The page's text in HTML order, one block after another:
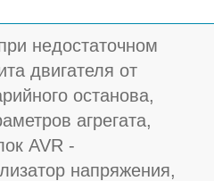
недостаточном
двигателя от
останова,
агрегата,
AVR -
напряжения,